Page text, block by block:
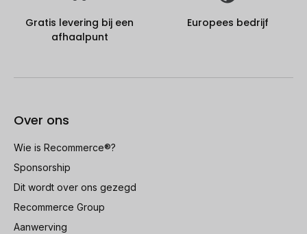
Gratis levering bij een
afhaalpunt
Europees bedrijf
Over ons
Wie is Recommerce®?
Sponsorship
Dit wordt over ons gezegd
Recommerce Group
Aanwerving